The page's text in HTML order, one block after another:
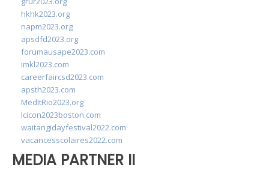
hkhk2023.org
napm2023.org
apsdfd2023.org
forumausape2023.com
imkl2023.com
careerfaircsd2023.com
apsth2023.com
MedItRio2023.org
lcicon2023boston.com
waitangidayfestival2022.com
vacancesscolaires2022.com
MEDIA PARTNER II